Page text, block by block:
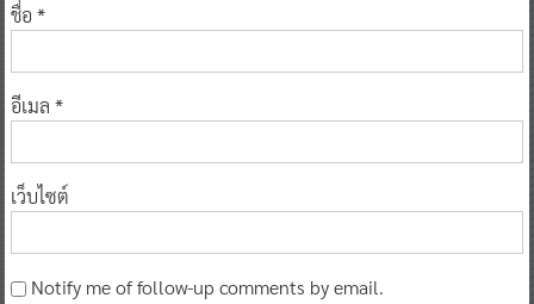
ชื่อ *
อีเมล *
เว็บไซต์
Notify me of follow-up comments by email.